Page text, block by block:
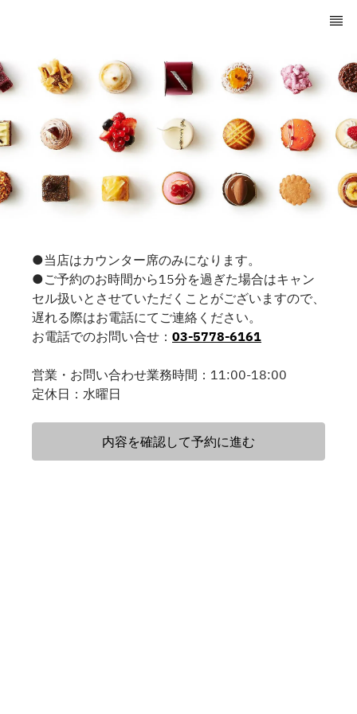
●当店はカウンター席のみになります。
●ご予約のお時間から15分を過ぎた場合はキャン
セル扱いとさせていただくことがございますので、
遅れる際はお電話にてご連絡ください。
お電話でのお問い合せ： 03-5778-6161
営業・お問い合わせ業務時間：11:00-18:00
定休日：水曜日
内容を確認して予約に進む